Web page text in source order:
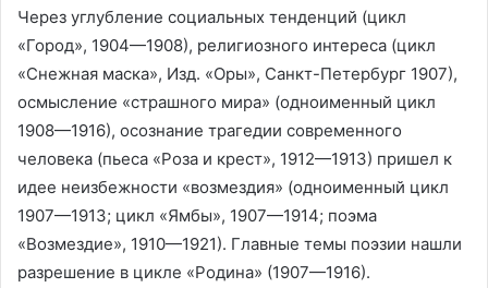
Через углубление социальных тенденций (цикл
«Город», 1904—1908), религиозного интереса (цикл
«Снежная маска», Изд. «Оры», Санкт-Петербург 1907),
осмысление «страшного мира» (одноименный цикл
1908—1916), осознание трагедии современного
человека (пьеса «Роза и крест», 1912—1913) пришел к
идее неизбежности «возмездия» (одноименный цикл
1907—1913; цикл «Ямбы», 1907—1914; поэма
«Возмездие», 1910—1921). Главные темы поэзии нашли
разрешение в цикле «Родина» (1907—1916).